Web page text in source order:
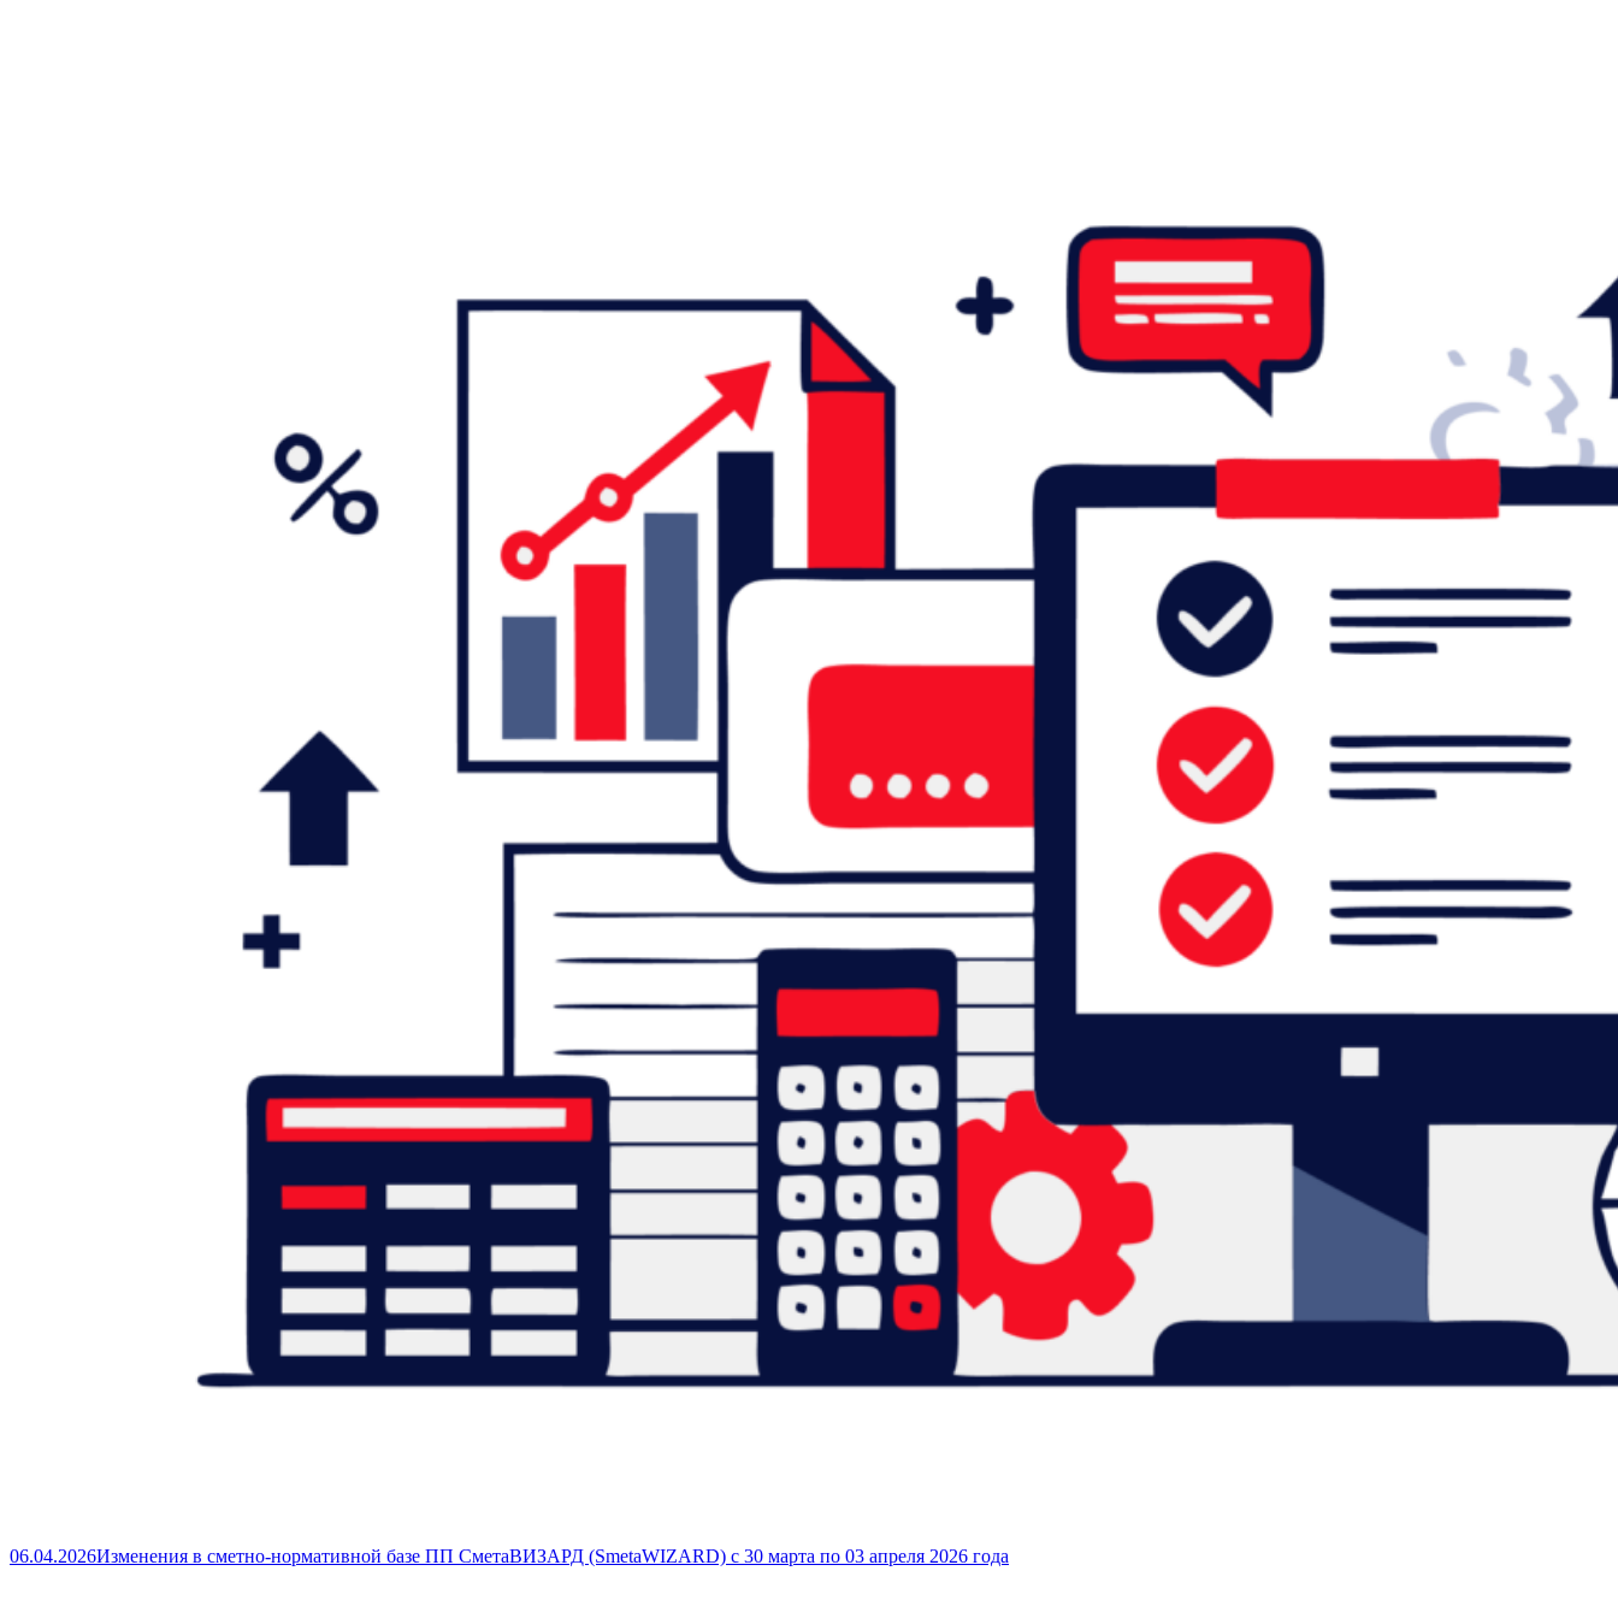
06.04.2026Изменения в сметно-нормативной базе ПП СметаВИЗАРД (SmetaWIZARD) с 30 марта по 03 апреля 2026 года